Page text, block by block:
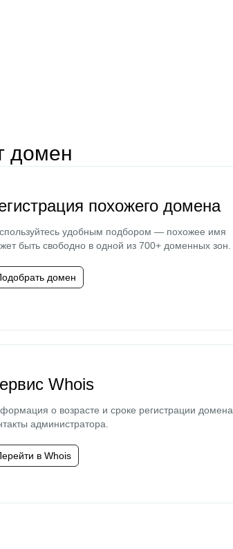
домен
похожего домена
удобным подбором — похожее имя
быть свободно в одной из 700+ доменных зон.
домен
Whois
о возрасте и сроке регистрации домена,
администратора.
в Whois